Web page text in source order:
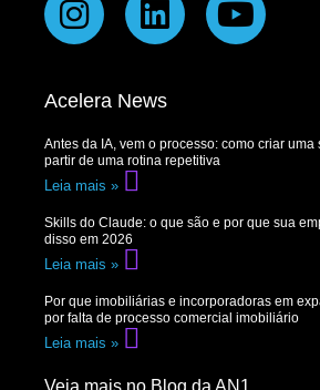
Acelera News
Antes da IA, vem o processo: como criar
partir de uma rotina repetitiva
Leia mais »
Skills do Claude: o que são e por que sua
disso em 2026
Leia mais »
Por que imobiliárias e incorporadoras em
por falta de processo comercial imobiliário
Leia mais »
Veja mais no Blog da AN1